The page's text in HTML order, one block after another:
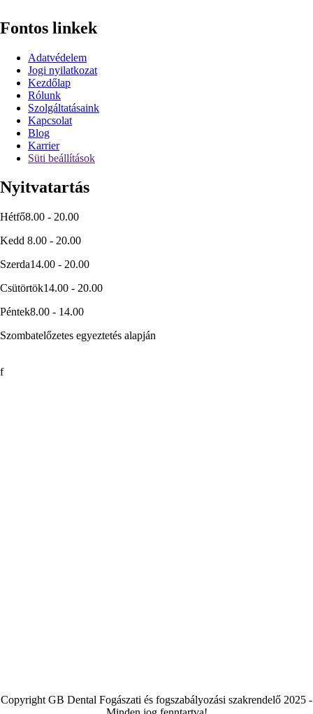
Fontos linkek
Adatvédelem
Jogi nyilatkozat
Kezdőlap
Rólunk
Szolgáltatásaink
Kapcsolat
Blog
Karrier
Süti beállítások
Nyitvatartás
Hétfő8.00 - 20.00
Kedd 8.00 - 20.00
Szerda14.00 - 20.00
Csütörtök14.00 - 20.00
Péntek8.00 - 14.00
Szombatelőzetes egyeztetés alapján
f
Copyright GB Dental Fogászati és fogszabályozási szakrendelő 2025 -